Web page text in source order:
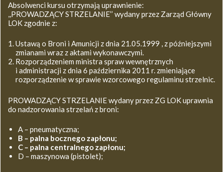
Absolwenci kursu otrzymają uprawnienie:
,,PROWADZĄCY STRZELANIE’’ wydany przez Zarząd Główny
LOK zgodnie z:
Ustawą o Broni i Amunicji z dnia 21.05.1999 , z późniejszymi
zmianami wraz z aktami wykonawczymi.
Rozporządzeniem ministra spraw wewnętrznych
i administracji z dnia 6 października 2011 r. zmieniające
rozporządzenie w sprawie wzorcowego regulaminu strzelnic.
PROWADZĄCY STRZELANIE wydany przez ZG LOK uprawnia
do nadzorowania strzelań z broni:
A – pneumatyczna;
B – palna bocznego zapłonu;
C – palna centralnego zapłonu;
D – maszynowa (pistolet);